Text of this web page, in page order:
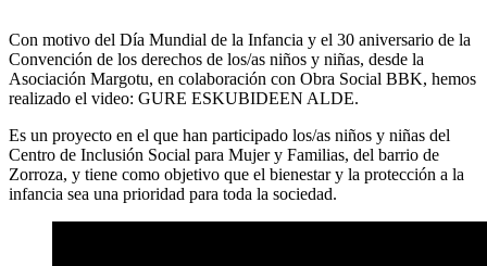
Con motivo del Día Mundial de la Infancia y el 30 aniversario de la
Convención de los derechos de los/as niños y niñas, desde la
Asociación Margotu, en colaboración con Obra Social BBK, hemos
realizado el video: GURE ESKUBIDEEN ALDE.
Es un proyecto en el que han participado los/as niños y niñas del
Centro de Inclusión Social para Mujer y Familias, del barrio de
Zorroza, y tiene como objetivo que el bienestar y la protección a la
infancia sea una prioridad para toda la sociedad.